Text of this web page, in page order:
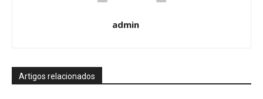
admin
Artigos relacionados